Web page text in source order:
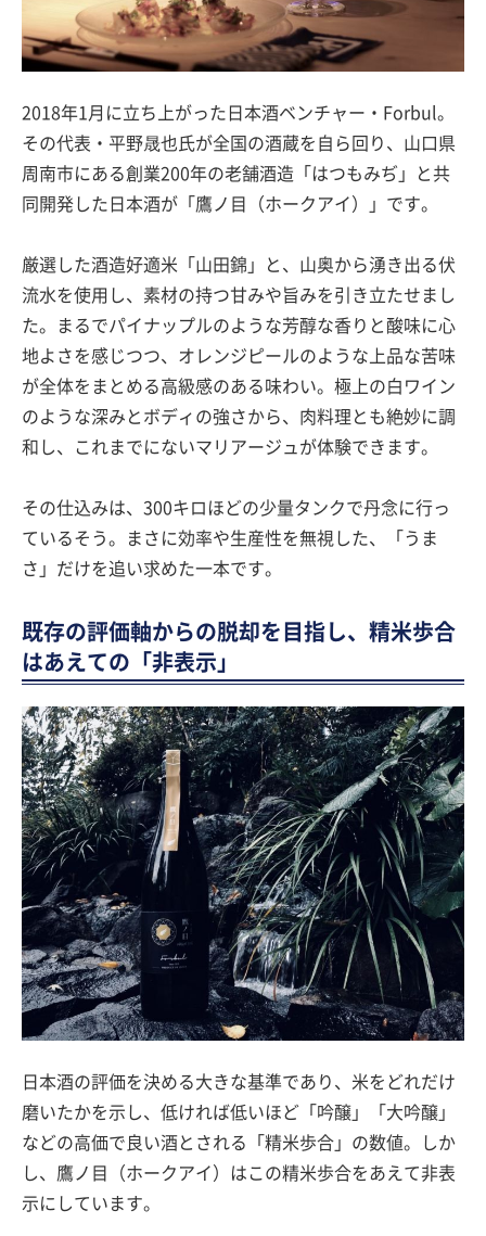
2018年1月に立ち上がった日本酒ベンチャー・Forbul。
その代表・平野晟也氏が全国の酒蔵を自ら回り、山口県
周南市にある創業200年の老舗酒造「はつもみぢ」と共
同開発した日本酒が「鷹ノ目（ホークアイ）」です。
厳選した酒造好適米「山田錦」と、山奥から湧き出る伏
流水を使用し、素材の持つ甘みや旨みを引き立たせまし
た。まるでパイナップルのような芳醇な香りと酸味に心
地よさを感じつつ、オレンジピールのような上品な苦味
が全体をまとめる高級感のある味わい。極上の白ワイン
のような深みとボディの強さから、肉料理とも絶妙に調
和し、これまでにないマリアージュが体験できます。
その仕込みは、300キロほどの少量タンクで丹念に行っ
ているそう。まさに効率や生産性を無視した、「うま
さ」だけを追い求めた一本です。
既存の評価軸からの脱却を目指し、精米歩合
はあえての「非表示」
日本酒の評価を決める大きな基準であり、米をどれだけ
磨いたかを示し、低ければ低いほど「吟醸」「大吟醸」
などの高価で良い酒とされる「精米歩合」の数値。しか
し、鷹ノ目（ホークアイ）はこの精米歩合をあえて非表
示にしています。